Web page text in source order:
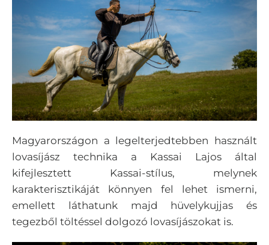
Magyarországon a legelterjedtebben használt
lovasíjász technika a Kassai Lajos által
kifejlesztett Kassai-stílus, melynek
karakterisztikáját könnyen fel lehet ismerni,
emellett láthatunk majd hüvelykujjas és
tegezből töltéssel dolgozó lovasíjászokat is.